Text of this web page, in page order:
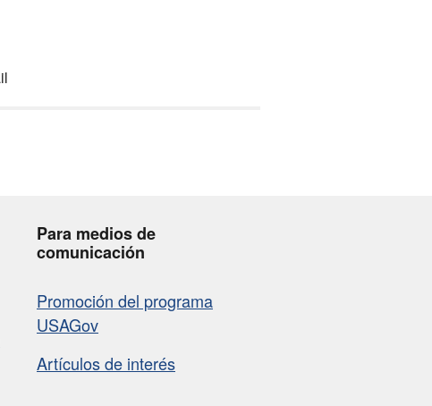
Para medios de
comunicación
Promoción del programa
USAGov
Artículos de interés